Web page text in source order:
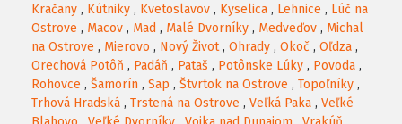
Kračany , Kútniky , Kvetoslavov , Kyselica , Lehnice , Lúč na
Ostrove , Macov , Mad , Malé Dvorníky , Medveďov , Michal
na Ostrove , Mierovo , Nový Život, Ohrady , Okoč , Oľdza ,
Orechová Potôň , Padáň , Pataš , Potônske Lúky , Povoda ,
Rohovce , Šamorín , Sap , Štvrtok na Ostrove , Topoľníky ,
Trhová Hradská , Trstená na Ostrove , Veľká Paka , Veľké